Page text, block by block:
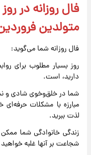
متولدین
فال روزانه شما می‌گوید:
روز بسیار مطلوب برای
دارید، است.
شما در خلق‌وخوی شادی و
مبارزه با مشکلات
لذت ببرید.
زندگی خانوادگی شما
شجاعت بر آنها غلبه